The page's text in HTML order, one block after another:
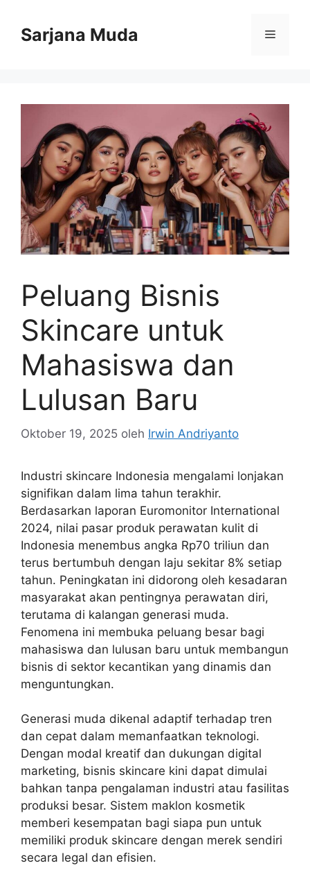
Sarjana Muda Menu
Peluang Bisnis
Skincare untuk
Mahasiswa dan
Lulusan Baru
Oktober 19, 2025 oleh Irwin Andriyanto
Industri skincare Indonesia mengalami lonjakan
signifikan dalam lima tahun terakhir.
Berdasarkan laporan Euromonitor International
2024, nilai pasar produk perawatan kulit di
Indonesia menembus angka Rp70 triliun dan
terus bertumbuh dengan laju sekitar 8% setiap
tahun. Peningkatan ini didorong oleh kesadaran
masyarakat akan pentingnya perawatan diri,
terutama di kalangan generasi muda.
Fenomena ini membuka peluang besar bagi
mahasiswa dan lulusan baru untuk membangun
bisnis di sektor kecantikan yang dinamis dan
menguntungkan.
Generasi muda dikenal adaptif terhadap tren
dan cepat dalam memanfaatkan teknologi.
Dengan modal kreatif dan dukungan digital
marketing, bisnis skincare kini dapat dimulai
bahkan tanpa pengalaman industri atau fasilitas
produksi besar. Sistem maklon kosmetik
memberi kesempatan bagi siapa pun untuk
memiliki produk skincare dengan merek sendiri
secara legal dan efisien.